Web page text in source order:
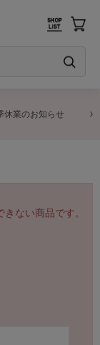
休業のお知らせ
ない商品です。